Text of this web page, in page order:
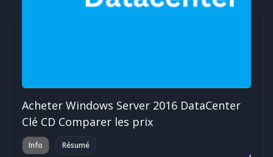
Acheter Windows Server 2016 DataCenter
Clé CD Comparer les prix
Info Résumé